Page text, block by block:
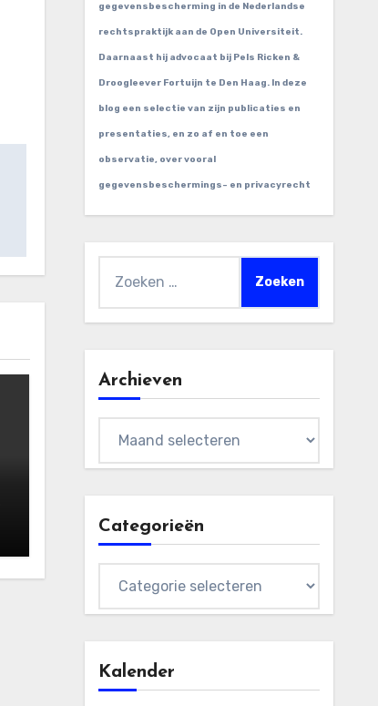
gegevensbescherming in de Nederlandse
rechtspraktijk aan de Open Universiteit.
Daarnaast hij advocaat bij Pels Ricken &
Droogleever Fortuijn te Den Haag. In deze
blog een selectie van zijn publicaties en
presentaties, en zo af en toe een
observatie, over vooral
gegevensbeschermings- en privacyrecht
naar:
Archieven
Categorieën
Kalender